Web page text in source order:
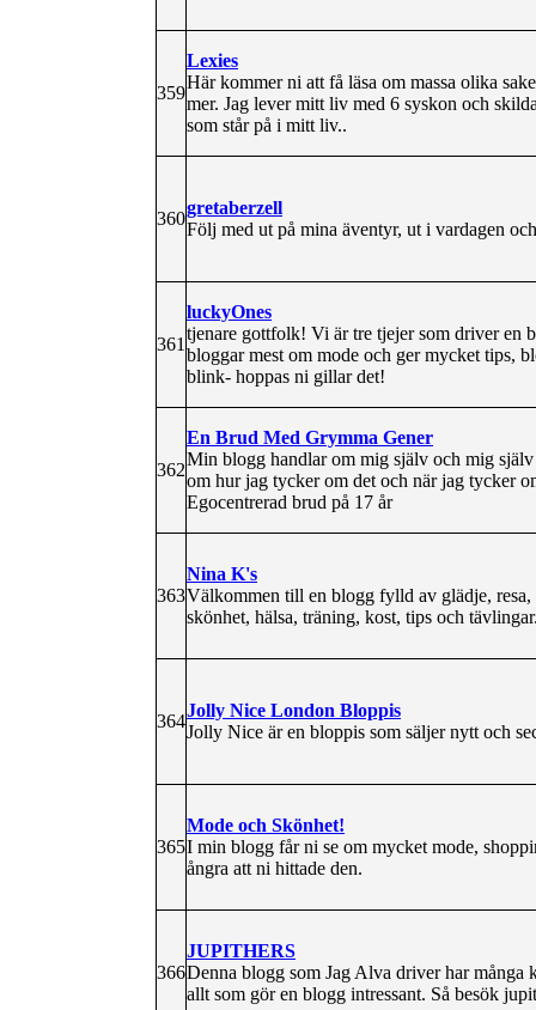
359
Lexies
Här kommer ni att få läsa om massa olika
mer. Jag lever mitt liv med 6 syskon och
som står på i mitt liv..
360
gretaberzell
Följ med ut på mina äventyr, ut i vardagen
361
luckyOnes
tjenare gottfolk! Vi är tre tjejer som driver en
bloggar mest om mode och ger mycket tips,
blink- hoppas ni gillar det!
362
En Brud Med Grymma Gener
Min blogg handlar om mig själv och mig
om hur jag tycker om det och när jag tycker
Egocentrerad brud på 17 år
363
Nina K's
Välkommen till en blogg fylld av glädje,
skönhet, hälsa, träning, kost, tips och
364
Jolly Nice London Bloppis
Jolly Nice är en bloppis som säljer nytt och
365
Mode och Skönhet!
I min blogg får ni se om mycket mode,
ångra att ni hittade den.
366
JUPITHERS
Denna blogg som Jag Alva driver har många
allt som gör en blogg intressant. Så besök